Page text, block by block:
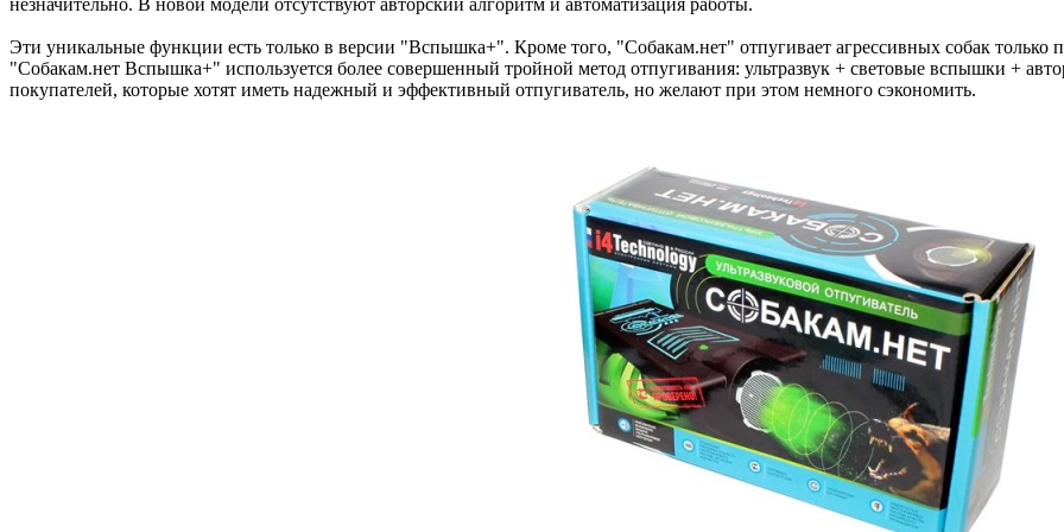
незначительно. В новой модели отсутствуют авторский алгоритм и автоматизация работы.
Эти уникальные функции есть только в версии "Вспышка+". Кроме того, "Собакам.нет" отпугивает агрессивных собак только
"Собакам.нет Вспышка+" используется более совершенный тройной метод отпугивания: ультразвук + световые вспышки +
покупателей, которые хотят иметь надежный и эффективный отпугиватель, но желают при этом немного сэкономить.